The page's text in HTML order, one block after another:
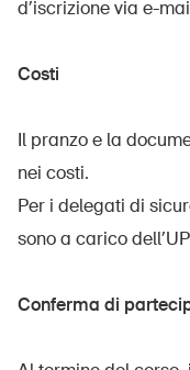
d’iscrizione via e-
Costi
Il pranzo e la
nei costi.
Per i delegati di
sono a carico
Conferma di